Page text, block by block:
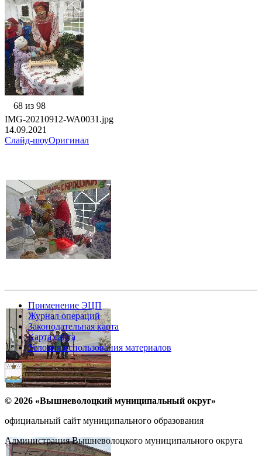
68 из 98
IMG-20210912-WA0031.jpg
14.09.2021
Слайд-шоуОригинал
Применение ЭЦП
Журнал операций
Законодательная карта
Карта сайта
Условия использования материалов
© 2026 «Вышневолоцкий муниципальный округ»
официальный сайт муниципального образования
Администрация Вышневолоцкого муниципального округа